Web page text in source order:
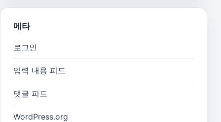
메타
로그인
입력 내용 피드
댓글 피드
WordPress.org